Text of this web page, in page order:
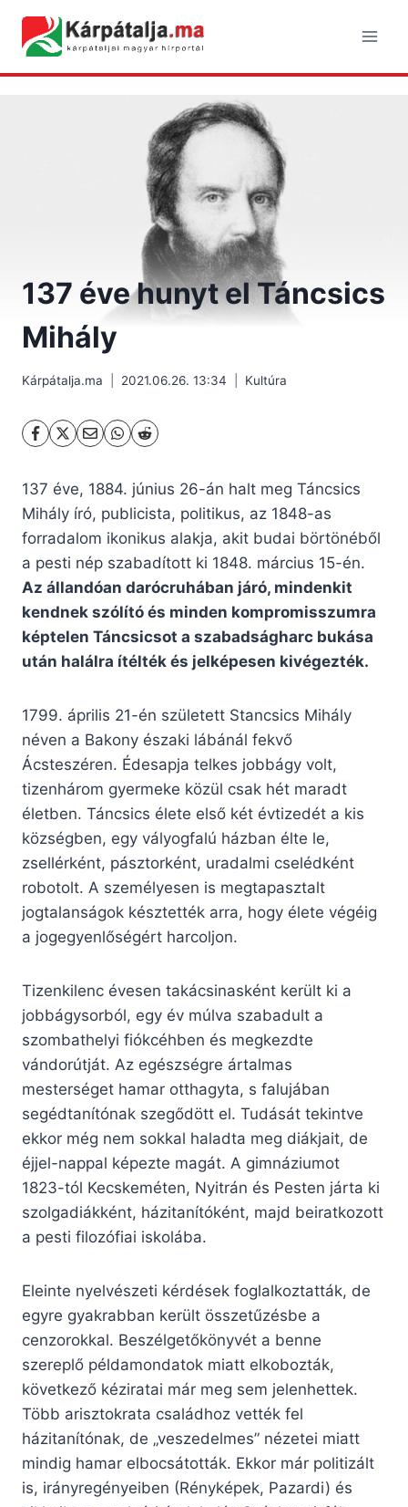
content
137 éve hunyt el Táncsics
Mihály
Kárpátalja.ma 2021.06.26. 13:34 Kultúra
137 éve, 1884. június 26-án halt meg Táncsics
Mihály író, publicista, politikus, az 1848-as
forradalom ikonikus alakja, akit budai börtönéből
a pesti nép szabadított ki 1848. március 15-én.
Az állandóan darócruhában járó, mindenkit
kendnek szólító és minden kompromisszumra
képtelen Táncsicsot a szabadságharc bukása
után halálra ítélték és jelképesen kivégezték.
1799. április 21-én született Stancsics Mihály
néven a Bakony északi lábánál fekvő
Ácsteszéren. Édesapja telkes jobbágy volt,
tizenhárom gyermeke közül csak hét maradt
életben. Táncsics élete első két évtizedét a kis
községben, egy vályogfalú házban élte le,
zsellérként, pásztorként, uradalmi cselédként
robotolt. A személyesen is megtapasztalt
jogtalanságok késztették arra, hogy élete végéig
a jogegyenlőségért harcoljon.
Tizenkilenc évesen takácsinasként került ki a
jobbágysorból, egy év múlva szabadult a
szombathelyi fiókcéhben és megkezdte
vándorútját. Az egészségre ártalmas
mesterséget hamar otthagyta, s falujában
segédtanítónak szegődött el. Tudását tekintve
ekkor még nem sokkal haladta meg diákjait, de
éjjel-nappal képezte magát. A gimnáziumot
1823-tól Kecskeméten, Nyitrán és Pesten járta ki
szolgadiákként, házitanítóként, majd beiratkozott
a pesti filozófiai iskolába.
Eleinte nyelvészeti kérdések foglalkoztatták, de
egyre gyakrabban került összetűzésbe a
cenzorokkal. Beszélgetőkönyvét a benne
szereplő példamondatok miatt elkobozták,
következő kéziratai már meg sem jelenhettek.
Több arisztokrata családhoz vették fel
házitanítónak, de „veszedelmes” nézetei miatt
mindig hamar elbocsátották. Ekkor már politizált
is, irányregényeiben (Rényképek, Pazardi) és